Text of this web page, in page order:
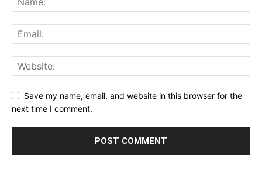
Save my name, email, and website in this browser for the
next time I comment.